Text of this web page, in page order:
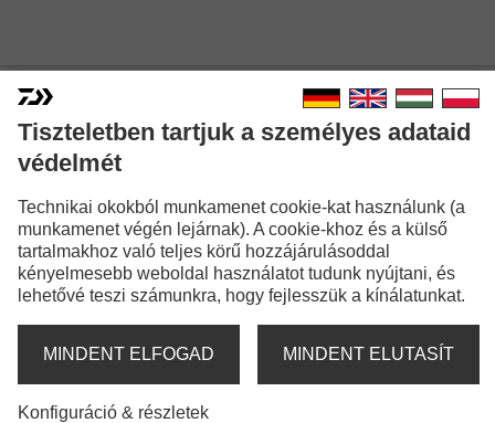
TOURNAMENT
ELŐREKÖTÖTT HORGOK
Modellváltozatok: 14
Tournament angolnázó horog
Tournament keszegező horog
Piros horogszín | Hosszúság: 70cm
Tiszteletben tartjuk a személyes adataid
védelmét
Technikai okokból munkamenet cookie-kat használunk (a
munkamenet végén lejárnak). A cookie-khoz és a külső
tartalmakhoz való teljes körű hozzájárulásoddal
kényelmesebb weboldal használatot tudunk nyújtani, és
lehetővé teszi számunkra, hogy fejlesszük a kínálatunkat.
MINDENT ELFOGAD MINDENT ELUTASÍT
Konfiguráció & részletek